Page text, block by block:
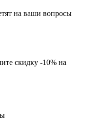
на ваши вопросы
скидку -10% на